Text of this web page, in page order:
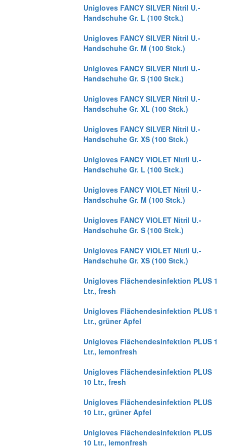
Unigloves FANCY SILVER Nitril U.-
Handschuhe Gr. L (100 Stck.)
Unigloves FANCY SILVER Nitril U.-
Handschuhe Gr. M (100 Stck.)
Unigloves FANCY SILVER Nitril U.-
Handschuhe Gr. S (100 Stck.)
Unigloves FANCY SILVER Nitril U.-
Handschuhe Gr. XL (100 Stck.)
Unigloves FANCY SILVER Nitril U.-
Handschuhe Gr. XS (100 Stck.)
Unigloves FANCY VIOLET Nitril U.-
Handschuhe Gr. L (100 Stck.)
Unigloves FANCY VIOLET Nitril U.-
Handschuhe Gr. M (100 Stck.)
Unigloves FANCY VIOLET Nitril U.-
Handschuhe Gr. S (100 Stck.)
Unigloves FANCY VIOLET Nitril U.-
Handschuhe Gr. XS (100 Stck.)
Unigloves Flächendesinfektion PLUS 1
Ltr., fresh
Unigloves Flächendesinfektion PLUS 1
Ltr., grüner Apfel
Unigloves Flächendesinfektion PLUS 1
Ltr., lemonfresh
Unigloves Flächendesinfektion PLUS
10 Ltr., fresh
Unigloves Flächendesinfektion PLUS
10 Ltr., grüner Apfel
Unigloves Flächendesinfektion PLUS
10 Ltr., lemonfresh